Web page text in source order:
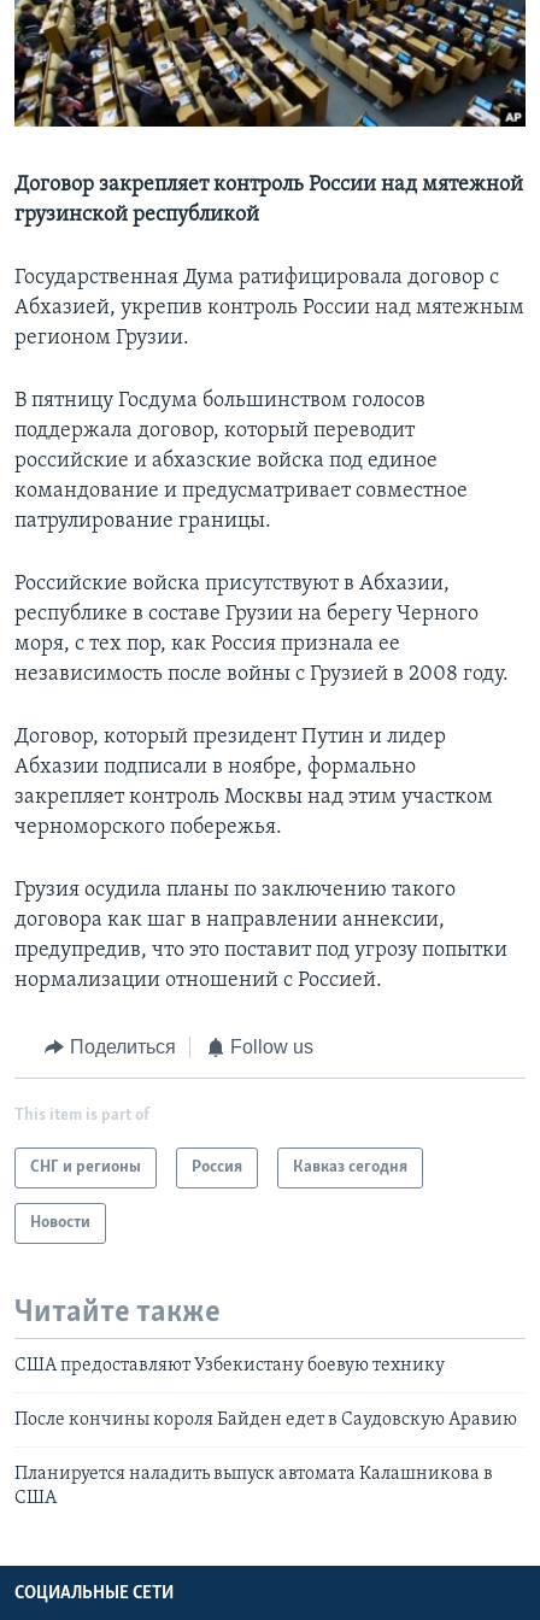
Learning English
СОЦИАЛЬНЫЕ СЕТИ
Языки
Договор закрепляет контроль России над мятежной
грузинской республикой
Государственная Дума ратифицировала договор с
Абхазией, укрепив контроль России над мятежным
регионом Грузии.
В пятницу Госдума большинством голосов
поддержала договор, который переводит
российские и абхазские войска под единое
командование и предусматривает совместное
патрулирование границы.
Российские войска присутствуют в Абхазии,
республике в составе Грузии на берегу Черного
моря, с тех пор, как Россия признала ее
независимость после войны с Грузией в 2008 году.
Договор, который президент Путин и лидер
Абхазии подписали в ноябре, формально
закрепляет контроль Москвы над этим участком
черноморского побережья.
Грузия осудила планы по заключению такого
договора как шаг в направлении аннексии,
предупредив, что это поставит под угрозу попытки
нормализации отношений с Россией.
Поделиться Follow us
This item is part of
СНГ и регионы Россия Кавказ сегодня
Новости
Читайте также
США предоставляют Узбекистану боевую технику
После кончины короля Байден едет в Саудовскую Аравию
Планируется наладить выпуск автомата Калашникова в
США
СОЦИАЛЬНЫЕ СЕТИ